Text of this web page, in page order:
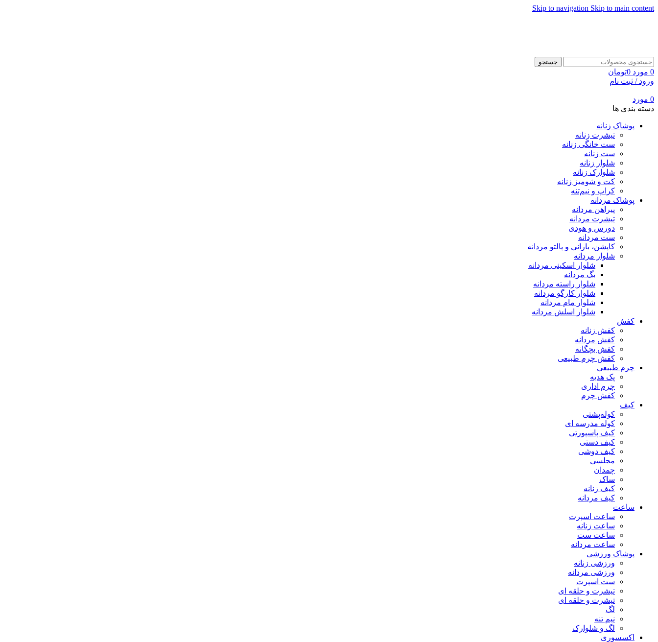
Skip to navigation Skip to main content
جستجو
0 مورد 0تومان
ورود / ثبت نام
0 مورد
دسته بندی ها
پوشاک زنانه
تیشرت زنانه
ست خانگی زنانه
ست زنانه
شلوار زنانه
شلوارک زنانه
کت و شومیز زنانه
کراپ و نیم‌تنه
پوشاک مردانه
پیراهن مردانه
تیشرت مردانه
دورس و هودی
ست مردانه
کاپشن، بارانی و پالتو مردانه
شلوار مردانه
شلوار اسکینی مردانه
بگ مردانه
شلوار راسته مردانه
شلوار کارگو مردانه
شلوار مام مردانه
شلوار اسلش مردانه
کفش
کفش زنانه
کفش مردانه
کفش بچگانه
کفش چرم طبیعی
چرم طبیعی
پک هدیه
چرم اداری
کفش چرم
کیف
کوله‌پشتی
کوله مدرسه ای
کیف پاسپورتی
کیف دستی
کیف دوشی
مجلسی
چمدان
ساک
کیف زنانه
کیف مردانه
ساعت
ساعت اسپرت
ساعت زنانه
ساعت ست
ساعت مردانه
پوشاک ورزشی
ورزشی زنانه
ورزشی مردانه
ست اسپرت
تیشرت و حلقه ای
تیشرت و حلقه ای
لگ
نیم تنه
لگ و شلوارک
اکسسوری